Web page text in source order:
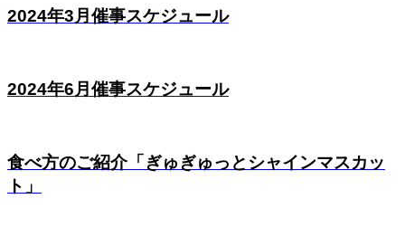
2024年3月催事スケジュール
2024年6月催事スケジュール
食べ方のご紹介「ぎゅぎゅっとシャインマスカッ
ト」